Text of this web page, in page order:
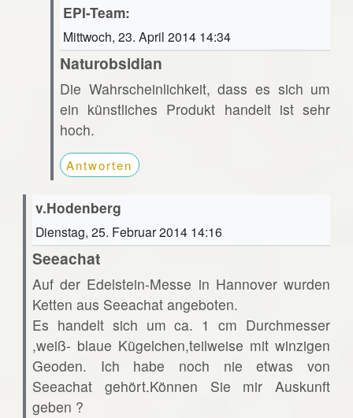
EPI-Team:
Mittwoch, 23. April 2014 14:34
Naturobsidian
Die Wahrscheinlichkeit, dass es sich um
ein künstliches Produkt handelt ist sehr
hoch.
Antworten
v.Hodenberg
Dienstag, 25. Februar 2014 14:16
Seeachat
Auf der Edelstein-Messe in Hannover wurden
Ketten aus Seeachat angeboten.
Es handelt sich um ca. 1 cm Durchmesser
,weiß- blaue Kügelchen,teilweise mit winzigen
Geoden. Ich habe noch nie etwas von
Seeachat gehört.Können Sie mir Auskunft
geben ?